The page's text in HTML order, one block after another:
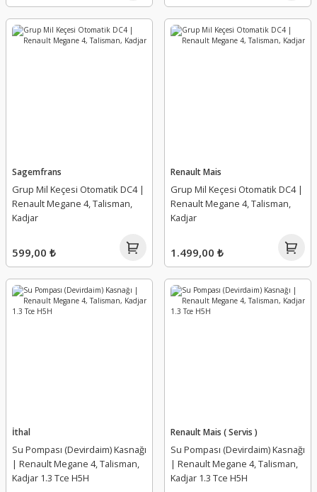
Sagemfrans
Grup Mil Keçesi Otomatik DC4 |
Renault Megane 4, Talisman,
Kadjar
599,00 ₺
Renault Mais
Grup Mil Keçesi Otomatik DC4 |
Renault Megane 4, Talisman,
Kadjar
1.499,00 ₺
İthal
Su Pompası (Devirdaim) Kasnağı
| Renault Megane 4, Talisman,
Kadjar 1.3 Tce H5H
Renault Mais ( Servis )
Su Pompası (Devirdaim) Kasnağı
| Renault Megane 4, Talisman,
Kadjar 1.3 Tce H5H
Tavan Çıtası
Yağ Pompa Dişlisi
Yağ Pompa Zinciri
Yağ Pompası
Yağ Seviye Sondası
Yağ Seviye Sondası Müşürü
Yağlama Memesi ( Jeti )
Yedek Su Deposu (Genleşme)